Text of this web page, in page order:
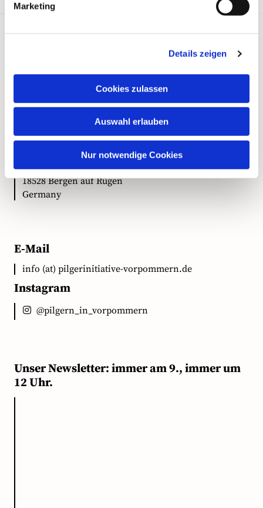
Marketing
Details zeigen
Cookies zulassen
Auswahl erlauben
Nur notwendige Cookies
Kontakt
18528 Bergen auf Rügen
Germany
E-Mail
info (at) pilgerinitiative-vorpommern.de
Instagram
@pilgern_in_vorpommern
Unser Newsletter: immer am 9., immer um
12 Uhr.